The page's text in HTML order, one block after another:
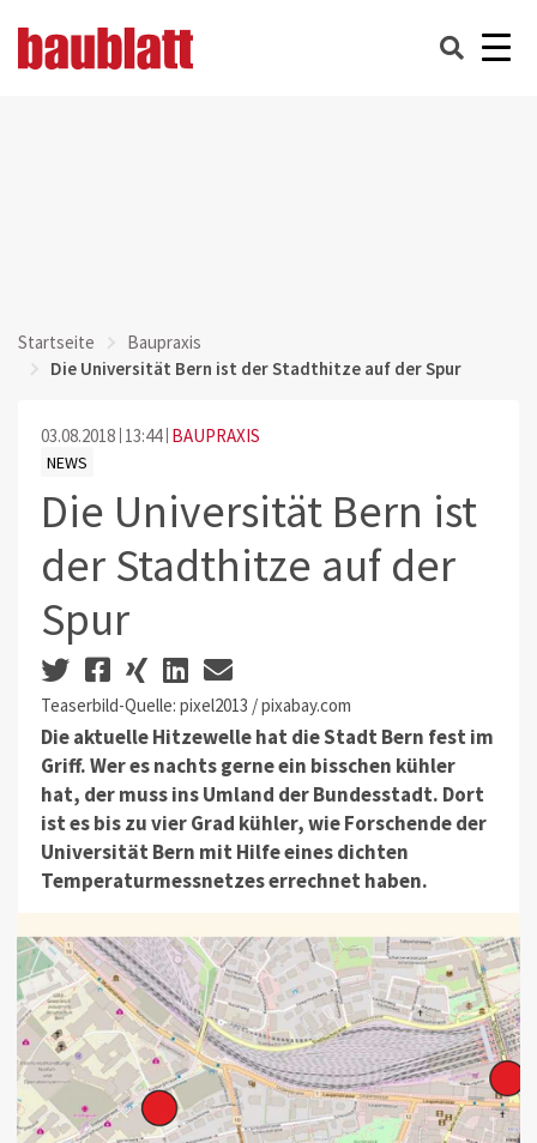
Startseite
Baupraxis
Die Universität Bern ist der Stadthitze auf der Spur
03.08.2018 13:44 BAUPRAXIS
NEWS
Die Universität Bern ist
der Stadthitze auf der
Spur
Teaserbild-Quelle: pixel2013 / pixabay.com
Die aktuelle Hitzewelle hat die Stadt Bern fest im
Griff. Wer es nachts gerne ein bisschen kühler
hat, der muss ins Umland der Bundesstadt. Dort
ist es bis zu vier Grad kühler, wie Forschende der
Universität Bern mit Hilfe eines dichten
Temperaturmessnetzes errechnet haben.